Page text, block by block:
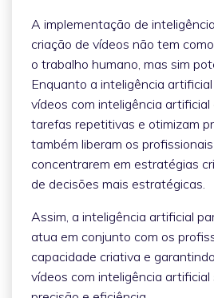
A implementação de
criação de vídeos não tem
o trabalho humano, mas sim
Enquanto a inteligência
vídeos com inteligência
tarefas repetitivas e otimizam
também liberam os
concentrarem em estratégias
de decisões mais estratégicas.
Assim, a inteligência artificial
atua em conjunto com os
capacidade criativa e
vídeos com inteligência artificial